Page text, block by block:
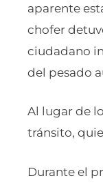
aparente
chofer
ciudadano
del pesado
Al lugar de
tránsito,
Durante el